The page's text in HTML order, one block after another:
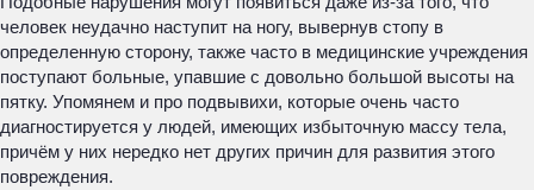
человек неудачно наступит на ногу, вывернув стопу в
определенную сторону, также часто в медицинские учреждения
поступают больные, упавшие с довольно большой высоты на
пятку. Упомянем и про подвывихи, которые очень часто
диагностируется у людей, имеющих избыточную массу тела,
причём у них нередко нет других причин для развития этого
повреждения.